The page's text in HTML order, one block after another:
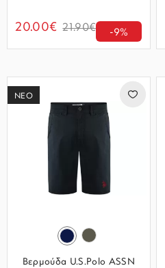
20.00€ 21.90€ -9%
ΝΕΟ
Βερμούδα U.S.Polo ASSN